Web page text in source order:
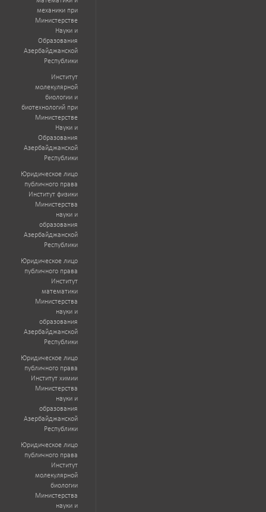
механики при
Министерстве
Науки и
Образования
Азербайджанской
Республики
Институт
молекулярной
биологии и
биотехнологий при
Министерстве
Науки и
Образования
Азербайджанской
Республики
Юридическое лицо
публичного права
Институт физики
Министерства
науки и
образования
Азербайджанской
Республики
Юридическое лицо
публичного права
Институт
математики
Министерства
науки и
образования
Азербайджанской
Республики
Юридическое лицо
публичного права
Институт химии
Министерства
науки и
образования
Азербайджанской
Республики
Юридическое лицо
публичного права
Институт
молекулярной
биологии
Министерства
науки и